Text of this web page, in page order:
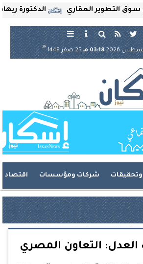
الدكتورة ريهام العقاري
03:18 مـ 25 صفر 1448
هـ
وتحقيقات شركات ومؤسسات اقتصاد
العدل: التعاون المصري